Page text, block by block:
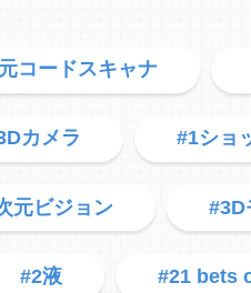
コードスキャナ
カメラ #1ショ
元ビジョン #3D
#2液 #21 bets